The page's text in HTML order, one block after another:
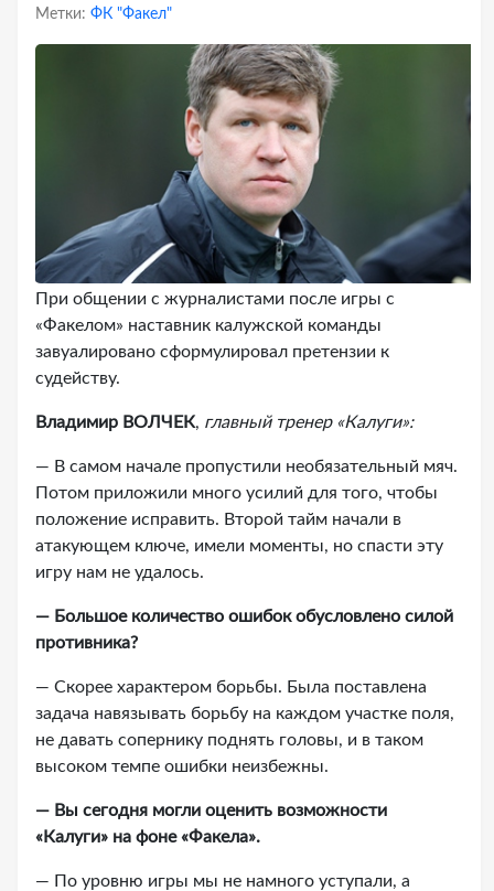
Метки: ФК "Факел"
При общении с журналистами после игры с
«Факелом» наставник калужской команды
завуалировано сформулировал претензии к
судейству.
Владимир ВОЛЧЕК, главный тренер «Калуги»:
— В самом начале пропустили необязательный мяч.
Потом приложили много усилий для того, чтобы
положение исправить. Второй тайм начали в
атакующем ключе, имели моменты, но спасти эту
игру нам не удалось.
— Большое количество ошибок обусловлено силой
противника?
— Скорее характером борьбы. Была поставлена
задача навязывать борьбу на каждом участке поля,
не давать сопернику поднять головы, и в таком
высоком темпе ошибки неизбежны.
— Вы сегодня могли оценить возможности
«Калуги» на фоне «Факела».
— По уровню игры мы не намного уступали, а